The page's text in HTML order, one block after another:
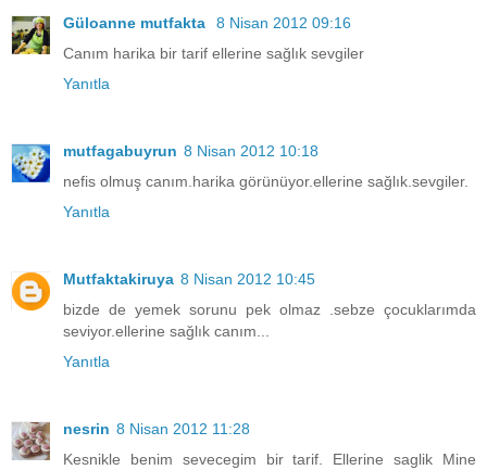
Güloanne mutfakta
8 Nisan 2012 09:16
Canım harika bir tarif ellerine sağlık sevgiler
Yanıtla
mutfagabuyrun 8 Nisan 2012 10:18
nefis olmuş canım.harika görünüyor.ellerine sağlık.sevgiler.
Yanıtla
Mutfaktakiruya 8 Nisan 2012 10:45
bizde de yemek sorunu pek olmaz .sebze çocuklarımda
seviyor.ellerine sağlık canım...
Yanıtla
nesrin 8 Nisan 2012 11:28
Kesnikle benim sevecegim bir tarif. Ellerine saglik Mine